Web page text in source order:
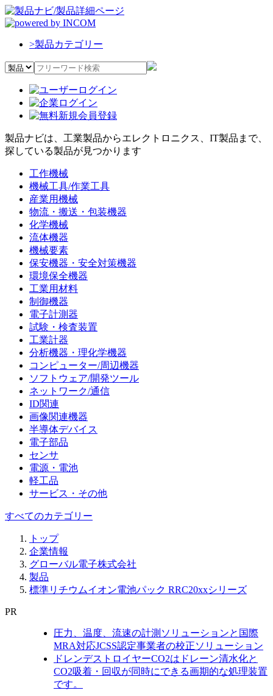
>製品カテゴリー
製品ナビは、工業製品からエレクトロニクス、IT製品まで、
探している製品が見つかります
工作機械
機械工具/作業工具
産業用機械
物流・搬送・包装機器
化学機械
流体機器
機械要素
保安機器・安全対策機器
環境保全機器
工業用材料
制御機器
電子計測器
試験・検査装置
工業計器
分析機器・理化学機器
コンピューター/周辺機器
ソフトウェア/開発ツール
ネットワーク/通信
ID関連
画像関連機器
半導体デバイス
電子部品
センサ
電源・電池
軽工品
サービス・その他
すべてのカテゴリー
トップ
企業情報
グローバル電子株式会社
製品
標準リチウムイオン電池パック RRC20xxシリーズ
PR
圧力、温度、流速の計測ソリューションと国際
MRA対応JCSS認定事業者の校正ソリューション
ドレンデストロイヤーCO2はドレーン清水化と
CO2吸着・回収が同時にできる画期的な処理装置
です。